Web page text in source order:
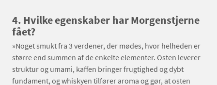
4. Hvilke egenskaber har Morgenstjerne
fået?
»Noget smukt fra 3 verdener, der mødes, hvor helheden er
større end summen af de enkelte elementer. Osten leverer
struktur og umami, kaffen bringer frugtighed og dybt
fundament, og whiskyen tilfører aroma og gør, at osten